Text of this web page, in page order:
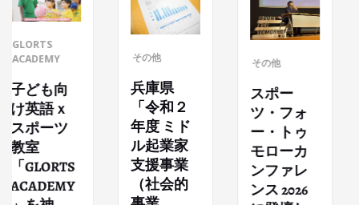
も向
語ｘ
ーツ
兵庫県
「令和２
年度 ミド
ル起業家
支援事業
（社会的
スポー
ツ・フォ
ー・トゥ
モローカ
ンファレ
ンス 2026